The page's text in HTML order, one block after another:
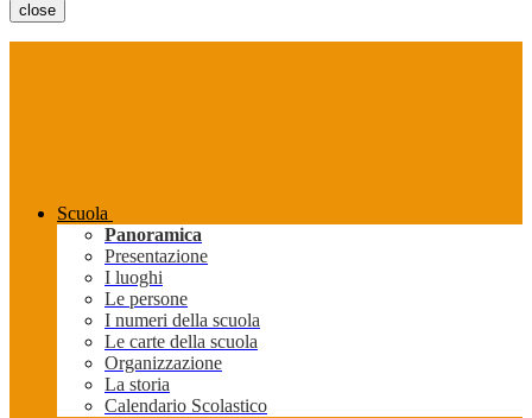
close
Scuola
Panoramica
Presentazione
I luoghi
Le persone
I numeri della scuola
Le carte della scuola
Organizzazione
La storia
Calendario Scolastico